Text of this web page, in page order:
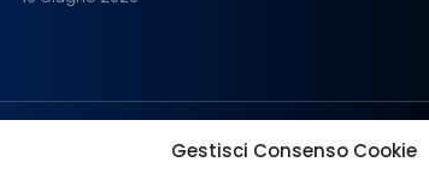
Gestisci Consenso Cookie